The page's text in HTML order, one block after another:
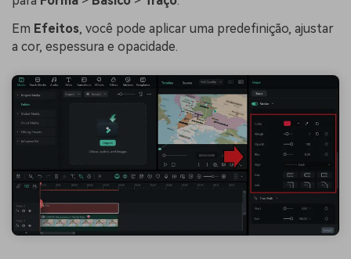
Em Efeitos, você pode aplicar uma predefinição, ajustar
a cor, espessura e opacidade.